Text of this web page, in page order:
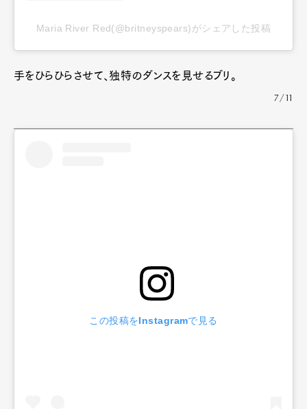
Maria River Red(@britneyspears)がシェアした投稿
手をひらひらさせて、独特のダンスを見せるブリ。
7/11
この投稿をInstagramで見る